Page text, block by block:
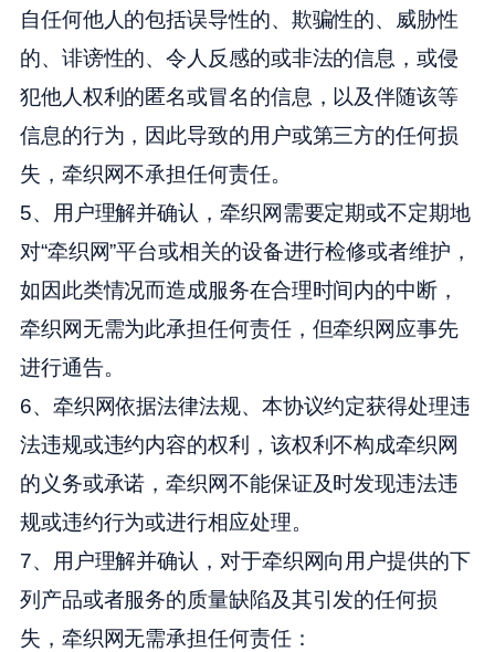
自任何他人的包括误导性的、欺骗性的、威胁性
的、诽谤性的、令人反感的或非法的信息，或侵
犯他人权利的匿名或冒名的信息，以及伴随该等
信息的行为，因此导致的用户或第三方的任何损
失，牵织网不承担任何责任。
5、用户理解并确认，牵织网需要定期或不定期地
对“牵织网”平台或相关的设备进行检修或者维护，
如因此类情况而造成服务在合理时间内的中断，
牵织网无需为此承担任何责任，但牵织网应事先
进行通告。
6、牵织网依据法律法规、本协议约定获得处理违
法违规或违约内容的权利，该权利不构成牵织网
的义务或承诺，牵织网不能保证及时发现违法违
规或违约行为或进行相应处理。
7、用户理解并确认，对于牵织网向用户提供的下
列产品或者服务的质量缺陷及其引发的任何损
失，牵织网无需承担任何责任：